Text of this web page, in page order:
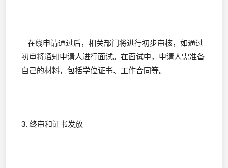
在线申请通过后，相关部门将进行初步审核，如通过
初审将通知申请人进行面试。在面试中，申请人需准备
自己的材料，包括学位证书、工作合同等。
3. 终审和证书发放